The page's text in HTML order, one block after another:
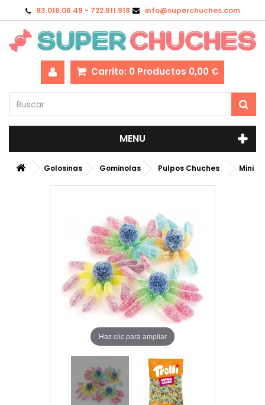
93.018.06.49 - 722.611.918 info@superchuches.com
Carrito: 0 Productos 0,00 €
MENU
Golosinas Gominolas Pulpos Chuches Mini
Haz clic para ampliar